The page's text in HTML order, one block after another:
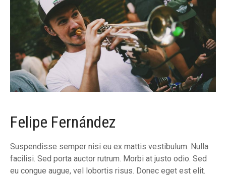
Felipe Fernández
Suspendisse semper nisi eu ex mattis vestibulum. Nulla
facilisi. Sed porta auctor rutrum. Morbi at justo odio. Sed
eu congue augue, vel lobortis risus. Donec eget est elit.